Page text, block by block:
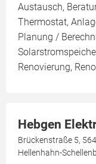
Austausch,
Thermostat,
Planung /
Renovierung,
Hebgen
Brückenstraße 5,
Hellenhahn-